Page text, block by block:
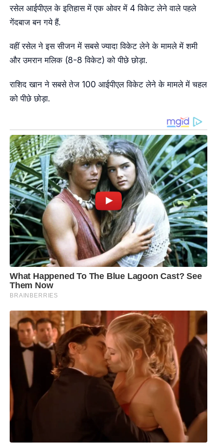
रसेल आईपीएल के इतिहास में एक ओवर में 4 विकेट लेने वाले पहले
गेंदबाज बन गये हैं.
वहीं रसेल ने इस सीजन में सबसे ज्यादा विकेट लेने के मामले में शमी
और उमरान मलिक (8-8 विकेट) को पीछे छोड़ा.
राशिद खान ने सबसे तेज 100 आईपीएल विकेट लेने के मामले में चहल
को पीछे छोड़ा.